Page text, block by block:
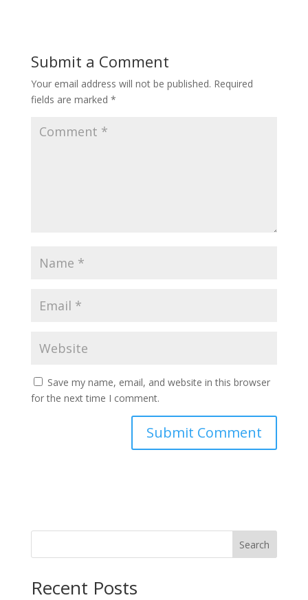
Submit a Comment
Your email address will not be published. Required
fields are marked *
Save my name, email, and website in this browser
for the next time I comment.
Search
Recent Posts